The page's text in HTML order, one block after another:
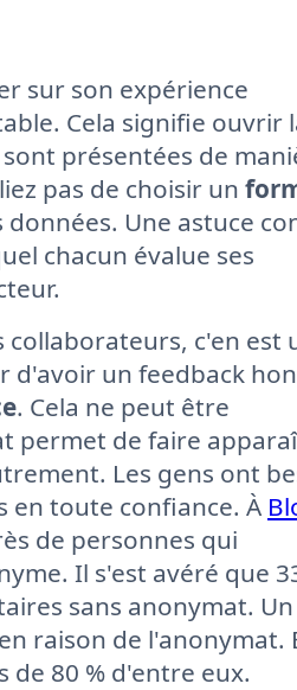
sur son expérience
Cela signifie ouvrir
présentées de
pas de choisir un
Une astuce
chacun évalue ses
collaborateurs, c'en est
d'avoir un feedback
. Cela ne peut être
permet de faire
Les gens ont
en toute confiance. À
de personnes qui
Il s'est avéré que
sans anonymat.
raison de l'anonymat.
80 % d'entre eux.